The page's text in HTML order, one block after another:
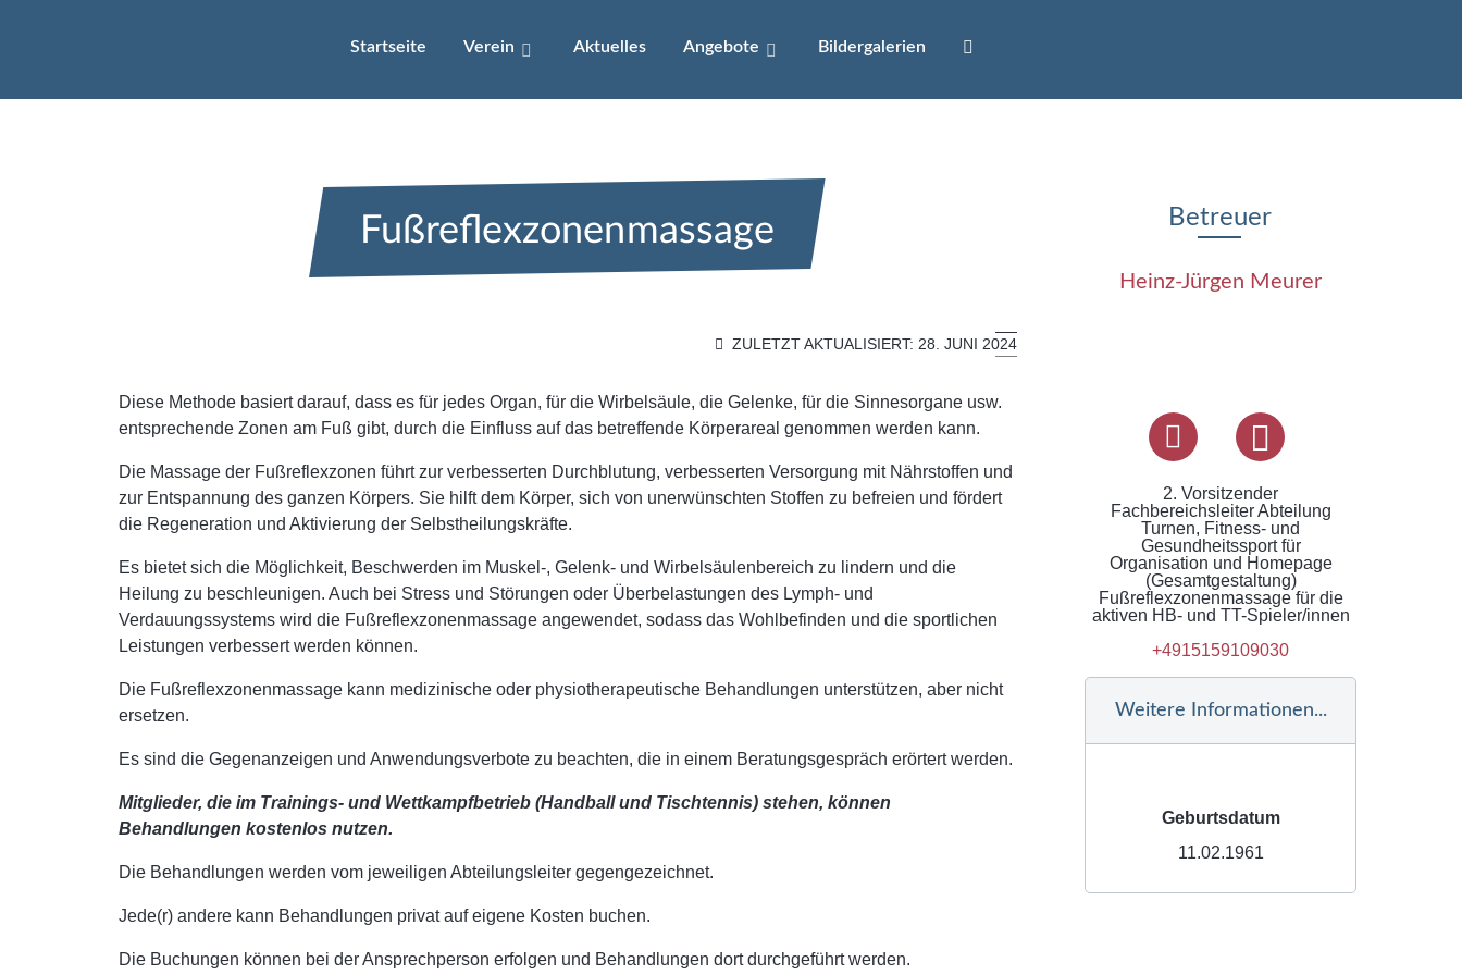
Startseite Verein Aktuelles Angebote Bildergalerien
Fußreflexzonenmassage
ZULETZT AKTUALISIERT: 28. JUNI 2024
Diese Methode basiert darauf, dass es für jedes Organ, für die Wirbelsäule, die Gelenke, für die Sinnesorgane usw.
entsprechende Zonen am Fuß gibt, durch die Einfluss auf das betreffende Körperareal genommen werden kann.
Die Massage der Fußreflexzonen führt zur verbesserten Durchblutung, verbesserten Versorgung mit Nährstoffen und
zur Entspannung des ganzen Körpers. Sie hilft dem Körper, sich von unerwünschten Stoffen zu befreien und fördert
die Regeneration und Aktivierung der Selbstheilungskräfte.
Es bietet sich die Möglichkeit, Beschwerden im Muskel-, Gelenk- und Wirbelsäulenbereich zu lindern und die
Heilung zu beschleunigen. Auch bei Stress und Störungen oder Überbelastungen des Lymph- und
Verdauungssystems wird die Fußreflexzonenmassage angewendet, sodass das Wohlbefinden und die sportlichen
Leistungen verbessert werden können.
Die Fußreflexzonenmassage kann medizinische oder physiotherapeutische Behandlungen unterstützen, aber nicht
ersetzen.
Es sind die Gegenanzeigen und Anwendungsverbote zu beachten, die in einem Beratungsgespräch erörtert werden.
Mitglieder, die im Trainings- und Wettkampfbetrieb (Handball und Tischtennis) stehen, können
Behandlungen kostenlos nutzen.
Die Behandlungen werden vom jeweiligen Abteilungsleiter gegengezeichnet.
Jede(r) andere kann Behandlungen privat auf eigene Kosten buchen.
Die Buchungen können bei der Ansprechperson erfolgen und Behandlungen dort durchgeführt werden.
Betreuer
Heinz-Jürgen Meurer
2. Vorsitzender
Fachbereichsleiter Abteilung
Turnen, Fitness- und
Gesundheitssport für
Organisation und Homepage
(Gesamtgestaltung)
Fußreflexzonenmassage für die
aktiven HB- und TT-Spieler/innen
+4915159109030
Weitere Informationen...
Geburtsdatum
11.02.1961